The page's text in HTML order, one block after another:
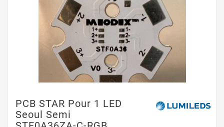
PCB STAR Pour 1 LED
Seoul Semi